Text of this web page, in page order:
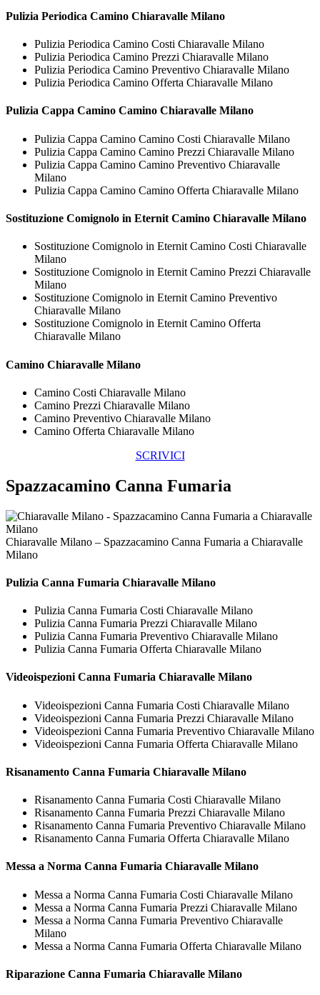
Pulizia Periodica Camino Chiaravalle Milano
Pulizia Periodica Camino Costi Chiaravalle Milano
Pulizia Periodica Camino Prezzi Chiaravalle Milano
Pulizia Periodica Camino Preventivo Chiaravalle Milano
Pulizia Periodica Camino Offerta Chiaravalle Milano
Pulizia Cappa Camino Camino Chiaravalle Milano
Pulizia Cappa Camino Camino Costi Chiaravalle Milano
Pulizia Cappa Camino Camino Prezzi Chiaravalle Milano
Pulizia Cappa Camino Camino Preventivo Chiaravalle
Milano
Pulizia Cappa Camino Camino Offerta Chiaravalle Milano
Sostituzione Comignolo in Eternit Camino Chiaravalle Milano
Sostituzione Comignolo in Eternit Camino Costi Chiaravalle
Milano
Sostituzione Comignolo in Eternit Camino Prezzi Chiaravalle
Milano
Sostituzione Comignolo in Eternit Camino Preventivo
Chiaravalle Milano
Sostituzione Comignolo in Eternit Camino Offerta
Chiaravalle Milano
Camino Chiaravalle Milano
Camino Costi Chiaravalle Milano
Camino Prezzi Chiaravalle Milano
Camino Preventivo Chiaravalle Milano
Camino Offerta Chiaravalle Milano
SCRIVICI
Spazzacamino Canna Fumaria
Chiaravalle Milano – Spazzacamino Canna Fumaria a Chiaravalle
Milano
Pulizia Canna Fumaria Chiaravalle Milano
Pulizia Canna Fumaria Costi Chiaravalle Milano
Pulizia Canna Fumaria Prezzi Chiaravalle Milano
Pulizia Canna Fumaria Preventivo Chiaravalle Milano
Pulizia Canna Fumaria Offerta Chiaravalle Milano
VideoispezioniCanna Fumaria Chiaravalle Milano
Videoispezioni Canna Fumaria Costi Chiaravalle Milano
Videoispezioni Canna Fumaria Prezzi Chiaravalle Milano
Videoispezioni Canna Fumaria Preventivo Chiaravalle Milano
Videoispezioni Canna Fumaria Offerta Chiaravalle Milano
Risanamento Canna Fumaria Chiaravalle Milano
Risanamento Canna Fumaria Costi Chiaravalle Milano
Risanamento Canna Fumaria Prezzi Chiaravalle Milano
Risanamento Canna Fumaria Preventivo Chiaravalle Milano
Risanamento Canna Fumaria Offerta Chiaravalle Milano
Messa a Norma Canna Fumaria Chiaravalle Milano
Messa a Norma Canna Fumaria Costi Chiaravalle Milano
Messa a Norma Canna Fumaria Prezzi Chiaravalle Milano
Messa a Norma Canna Fumaria Preventivo Chiaravalle
Milano
Messa a Norma Canna Fumaria Offerta Chiaravalle Milano
Riparazione Canna Fumaria Chiaravalle Milano